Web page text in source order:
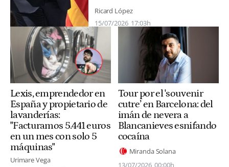
Ricard López
15/07/2026 17:03h
Lexis, emprendedor en
España y propietario de
lavanderías:
"Facturamos 5.441 euros
en un mes con solo 5
máquinas"
Urimare Vega
Tour por el 'souvenir
cutre’ en Barcelona: del
imán de nevera a
Blancanieves esnifando
cocaína
Miranda Solana
13/07/2026 00:00h